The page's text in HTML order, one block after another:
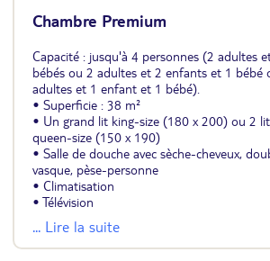
Chambre Premium
Capacité : jusqu'à 4 personnes (2 adultes
bébés ou 2 adultes et 2 enfants et 1 bébé
adultes et 1 enfant et 1 bébé).
• Superficie : 38 m²
• Un grand lit king-size (180 x 200) ou 2
queen-size (150 x 190)
• Salle de douche avec sèche-cheveux,
vasque, pèse-personne
• Climatisation
• Télévision
• Téléphone
• Coffre-fort
• Minibar (eau, sodas et bières), rempli
... Lire la suite